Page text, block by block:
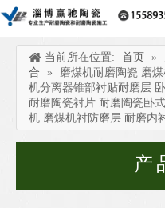
当前所在位置: 首页 »
合
»
磨煤机耐磨陶瓷 磨
机分离器锥部衬贴耐磨层
耐磨陶瓷衬片 耐磨陶瓷卧
机 磨煤机衬防磨层 耐磨内
产